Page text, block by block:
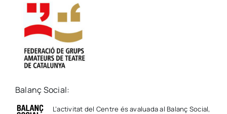
Balanç Social:
L’activitat del Centre és avaluada al Balanç Social,